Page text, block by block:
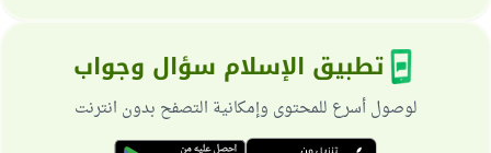
تطبيق الإسلام سؤال وجواب
لوصول أسرع للمحتوى وإمكانية التصفح بدون انترنت